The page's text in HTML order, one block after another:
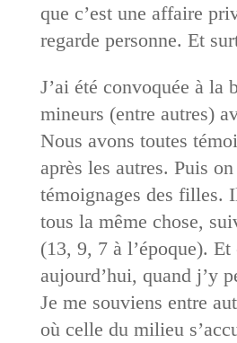
que c’est une affaire
regarde personne. Et
J’ai été convoquée à la
mineurs (entre autres)
Nous avons toutes
après les autres. Puis
témoignages des filles.
tous la même chose,
(13, 9, 7 à l’époque). Et
aujourd’hui, quand j’y
Je me souviens entre
où celle du milieu